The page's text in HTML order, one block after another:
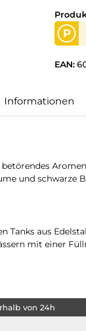
P
EAN:
Informationen
und schwarze
aus
mit einer
von 24h